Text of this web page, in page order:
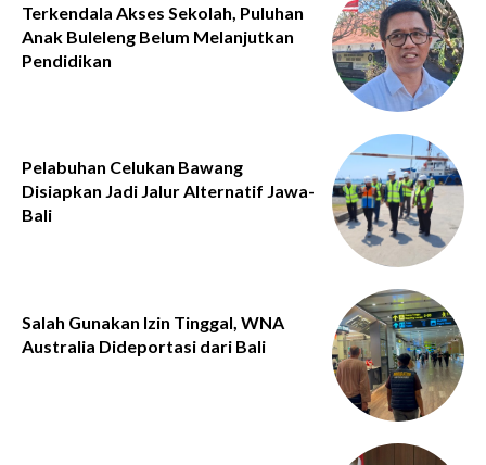
Terkendala Akses Sekolah, Puluhan
Anak Buleleng Belum Melanjutkan
Pendidikan
Pelabuhan Celukan Bawang
Disiapkan Jadi Jalur Alternatif Jawa-
Bali
Salah Gunakan Izin Tinggal, WNA
Australia Dideportasi dari Bali